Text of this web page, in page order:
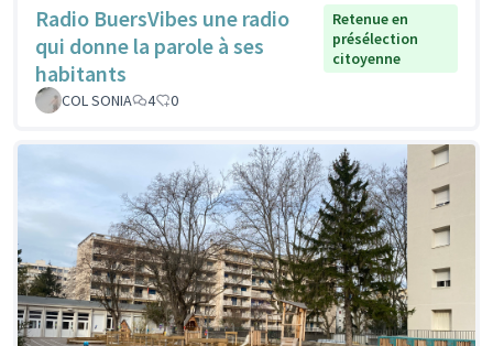
Radio BuersVibes une radio
qui donne la parole à ses
habitants
Retenue en
présélection
citoyenne
COL SONIA 4 0